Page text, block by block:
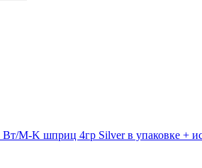
Вт/M-K шприц 4гр Silver в упаковке +